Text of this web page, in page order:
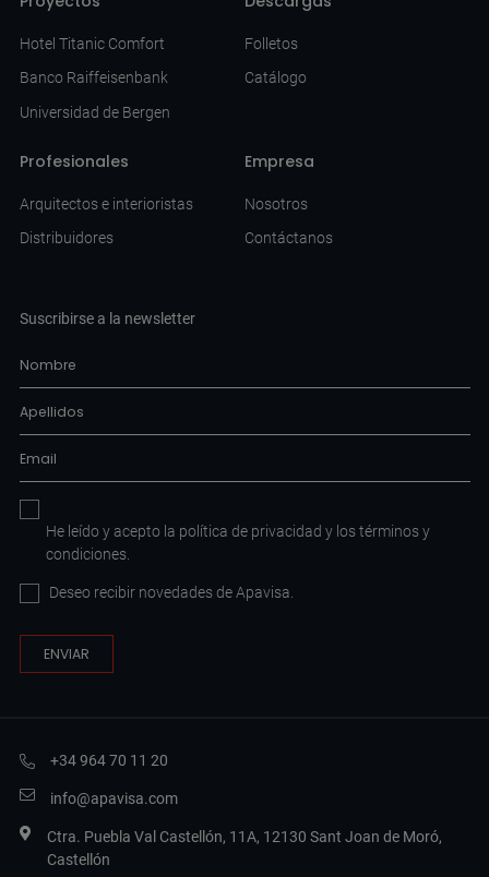
Hotel Titanic Comfort
Banco Raiffeisenbank
Universidad de Bergen
Folletos
Catálogo
Profesionales
Arquitectos e interioristas
Distribuidores
Empresa
Nosotros
Contáctanos
Suscribirse a la newsletter
He leído y acepto la política de privacidad y lostérminos y
condiciones.
Deseo recibir novedades de Apavisa.
+34 964 70 11 20
info@apavisa.com
Ctra. Puebla Val Castellón, 11A, 12130 Sant Joan de Moró,
Castellón